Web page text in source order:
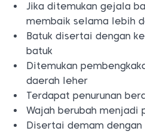
Jika ditemukan gejala
membaik selama lebih
Batuk disertai dengan
batuk
Ditemukan
daerah leher
Terdapat penurunan
Wajah berubah menjadi
Disertai demam